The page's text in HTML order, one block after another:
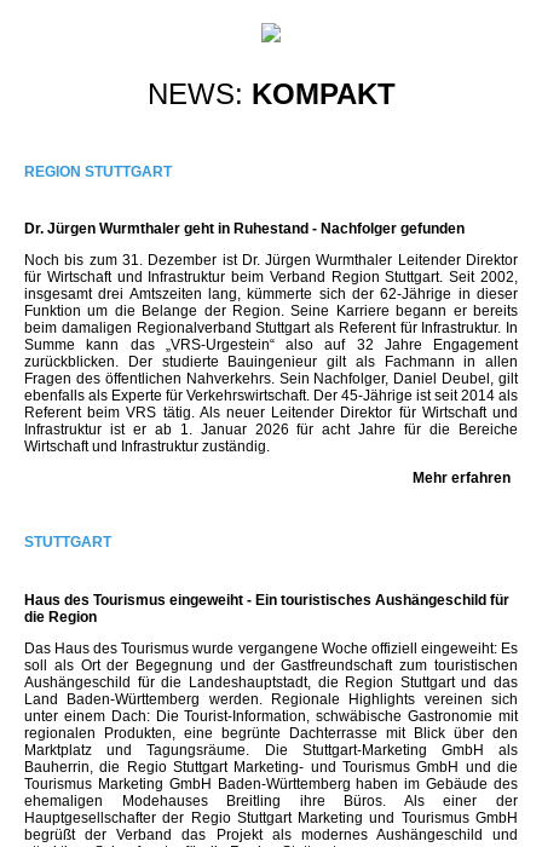
NEWS: KOMPAKT
REGION STUTTGART
Dr. Jürgen Wurmthaler geht in Ruhestand - Nachfolger gefunden
Noch bis zum 31. Dezember ist Dr. Jürgen Wurmthaler Leitender Direktor
für Wirtschaft und Infrastruktur beim Verband Region Stuttgart. Seit 2002,
insgesamt drei Amtszeiten lang, kümmerte sich der 62-Jährige in dieser
Funktion um die Belange der Region. Seine Karriere begann er bereits
beim damaligen Regionalverband Stuttgart als Referent für Infrastruktur. In
Summe kann das „VRS-Urgestein“ also auf 32 Jahre Engagement
zurückblicken. Der studierte Bauingenieur gilt als Fachmann in allen
Fragen des öffentlichen Nahverkehrs. Sein Nachfolger, Daniel Deubel, gilt
ebenfalls als Experte für Verkehrswirtschaft. Der 45-Jährige ist seit 2014 als
Referent beim VRS tätig. Als neuer Leitender Direktor für Wirtschaft und
Infrastruktur ist er ab 1. Januar 2026 für acht Jahre für die Bereiche
Wirtschaft und Infrastruktur zuständig.
Mehr erfahren
STUTTGART
Haus des Tourismus eingeweiht - Ein touristisches Aushängeschild für
die Region
Das Haus des Tourismus wurde vergangene Woche offiziell eingeweiht: Es
soll als Ort der Begegnung und der Gastfreundschaft zum touristischen
Aushängeschild für die Landeshauptstadt, die Region Stuttgart und das
Land Baden-Württemberg werden. Regionale Highlights vereinen sich
unter einem Dach: Die Tourist-Information, schwäbische Gastronomie mit
regionalen Produkten, eine begrünte Dachterrasse mit Blick über den
Marktplatz und Tagungsräume. Die Stuttgart-Marketing GmbH als
Bauherrin, die Regio Stuttgart Marketing- und Tourismus GmbH und die
Tourismus Marketing GmbH Baden-Württemberg haben im Gebäude des
ehemaligen Modehauses Breitling ihre Büros. Als einer der
Hauptgesellschafter der Regio Stuttgart Marketing und Tourismus GmbH
begrüßt der Verband das Projekt als modernes Aushängeschild und